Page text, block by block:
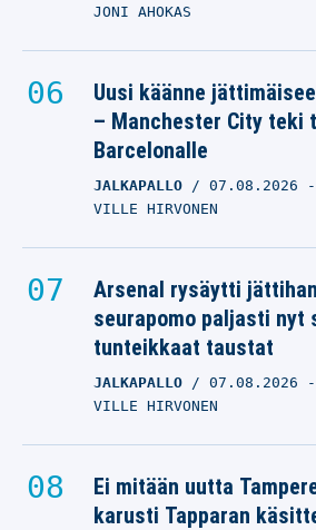
JONI AHOKAS
Uusi käänne
– Manchester City teki
Barcelonalle
JALKAPALLO 07.08.2026 -
VILLE HIRVONEN
Arsenal rysäytti
seurapomo paljasti nyt
tunteikkaat taustat
JALKAPALLO 07.08.2026 -
VILLE HIRVONEN
Ei mitään uutta
karusti Tapparan